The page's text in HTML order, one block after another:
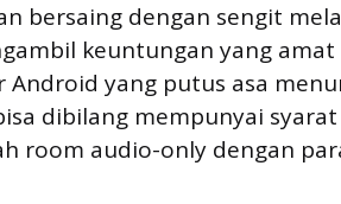
bersaing dengan sengit
keuntungan yang amat
yang putus asa
dibilang mempunyai
room audio-only dengan